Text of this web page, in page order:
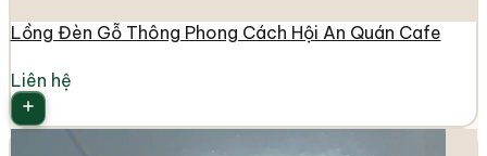
Lồng Đèn Gỗ Thông Phong Cách Hội An Quán Cafe
Liên hệ